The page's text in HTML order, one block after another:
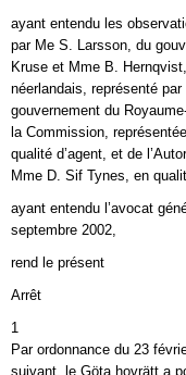
ayant entendu les
par Me S. Larsson, du
Kruse et Mme B.
néerlandais, représenté
gouvernement du
la Commission,
qualité d’agent, et de
Mme D. Sif Tynes, en
ayant entendu l’avocat
septembre 2002,
rend le présent
Arrêt
1
Par ordonnance du 23
suivant, le Göta hovrätt a